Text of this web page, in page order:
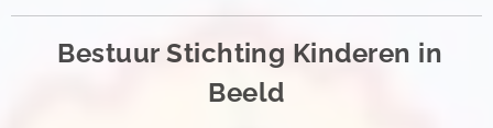
Bestuur Stichting Kinderen in
Beeld